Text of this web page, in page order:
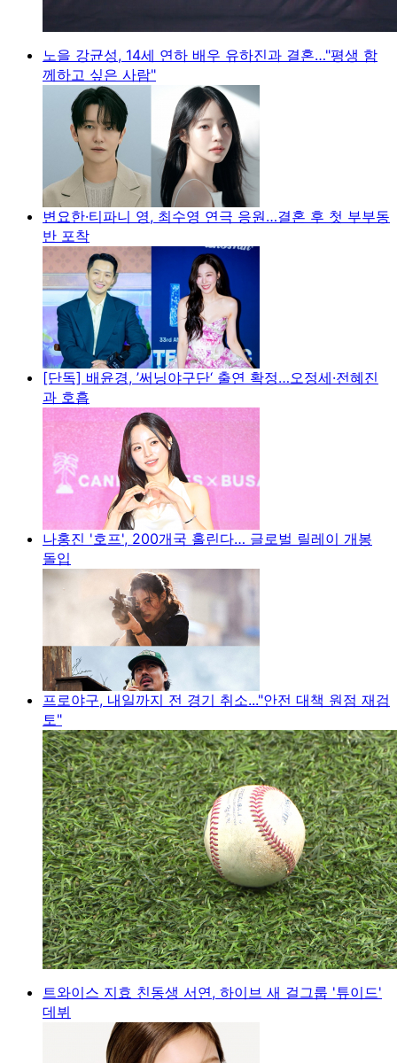
노을 강균성, 14세 연하 배우 유하진과 결혼…"평생 함
께하고 싶은 사람"
변요한·티파니 영, 최수영 연극 응원…결혼 후 첫 부부동
반 포착
[단독] 배윤경, ’써닝야구단‘ 출연 확정…오정세·전혜진
과 호흡
나홍진 '호프', 200개국 홀린다… 글로벌 릴레이 개봉
돌입
프로야구, 내일까지 전 경기 취소..."안전 대책 원점 재검
토"
트와이스 지효 친동생 서연, 하이브 새 걸그룹 '튜이드'
데뷔